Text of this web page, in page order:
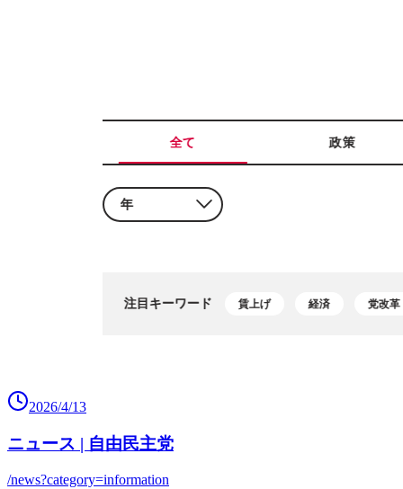
2026/4/13
ニュース | 自由民主党
/news?category=information